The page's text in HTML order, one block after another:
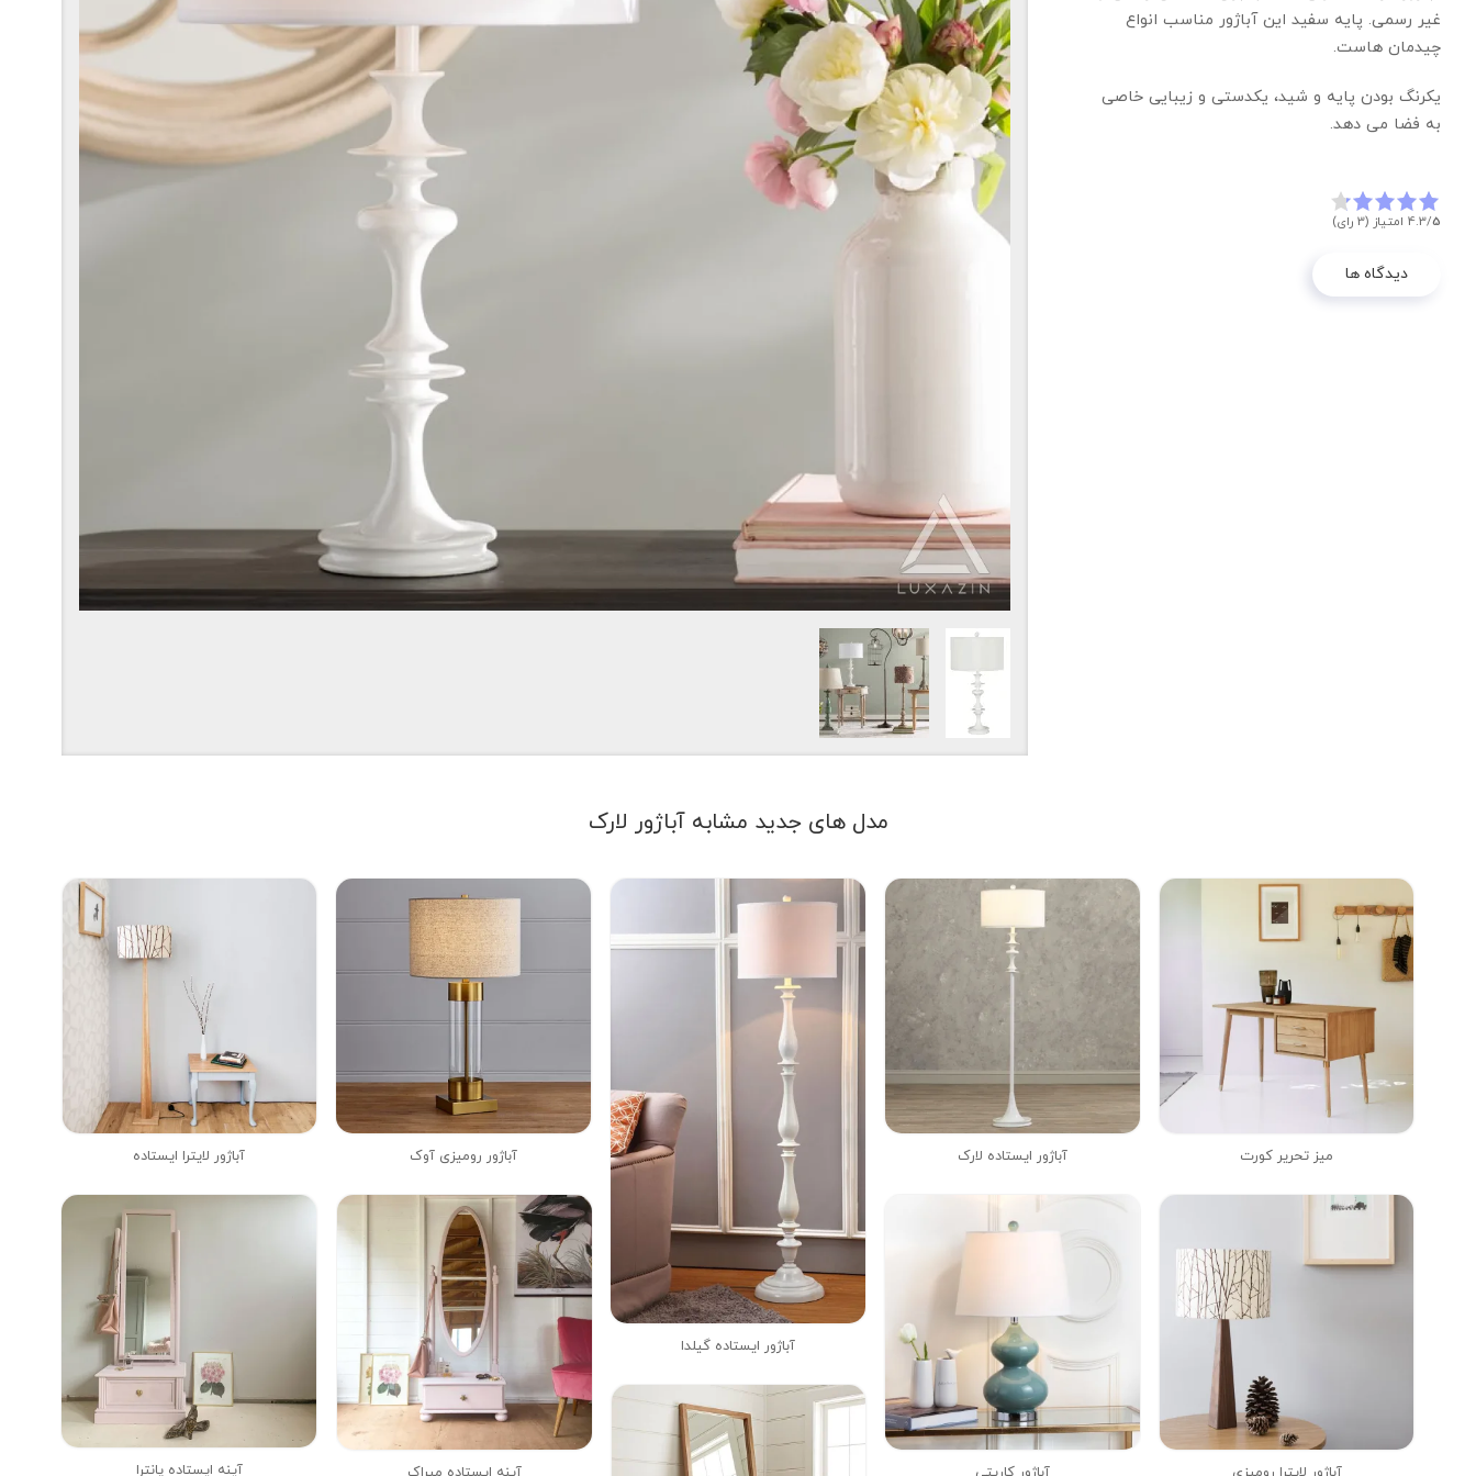
غیر رسمی. پایه سفید این آباژور مناسب انواع
چیدمان هاست.
یکرنگ بودن پایه و شید، یکدستی و زیبایی خاصی
به فضا می دهد.
4.3/5 امتیاز (3 رای)
دیدگاه ها
مدل های جدید مشابه آباژور لارک
میز تحریر کورت آباژور ایستاده لارک
آباژور ایستاده گیلدا
آباژور رومیزی آوک آباژور لایترا ایستاده
آینه ایستاده پانترا